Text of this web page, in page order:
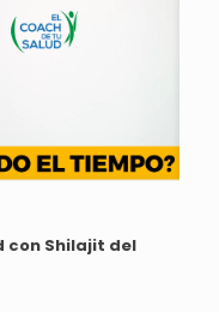
con Shilajit del